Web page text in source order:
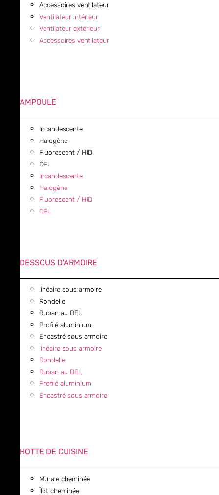
Accessoires ventilateur
Ventilateur intérieur
Ventilateur extérieur
Accessoires ventilateur
AMPOULE
Incandescente
Halogène
Fluorescent / HID
DEL
Incandescente
Halogène
Fluorescent / HID
DEL
DESSOUS D'ARMOIRE
linéaire sous armoire
Rondelle
Ruban au DEL
Profilé aluminium
Encastré sous armoire
linéaire sous armoire
Rondelle
Ruban au DEL
Profilé aluminium
Encastré sous armoire
HOTTE DE CUISINE
Murale cheminée
Îlot cheminée